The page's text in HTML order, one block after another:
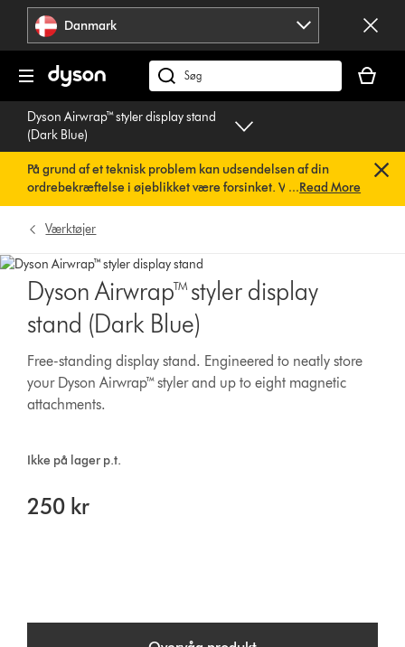
Spring
navigation
Danmark
Søg
på
dyson.dk
er
tom
Dyson Airwrap™ styler display stand
(Dark Blue)
På grund af et teknisk problem kan udsendelsen af din
ordrebekræftelse i øjeblikket være forsinket. Vi arbejder
allerede på en hurtig løsning.Du behøver ikke at foretage
dig noget. Din ordrebekræftelse vil snart blive sendt til dig
...Read More
Værktøjer
Dyson Airwrap™ styler display
stand (Dark Blue)
Free-standing display stand. Engineered to neatly store
your Dyson Airwrap™ styler and up to eight magnetic
attachments.
Ikke på lager p.t.
250 kr